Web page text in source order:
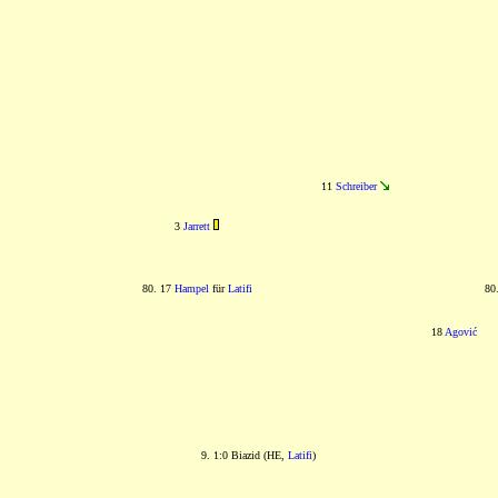
11 Schreiber
3 Jarrett
80. 17 Hampel fürLatifi
18 Agović
9. 1:0 Biazid (HE, Latifi)